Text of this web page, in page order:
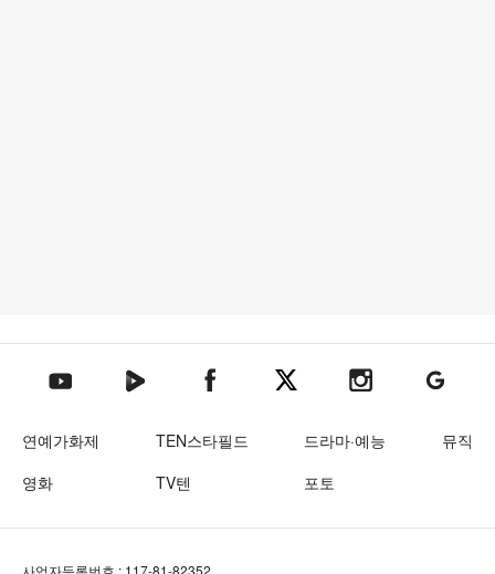
텐아시아 유튜브텐아시아 네이버TV텐아시아 페이스북텐아시아 엑스텐아시아 인스타그램
텐아시아
연예가화제 TEN스타필드 드라마·예능
뮤직
영화
TV텐 포토
사업자등록번호 : 117-81-82352